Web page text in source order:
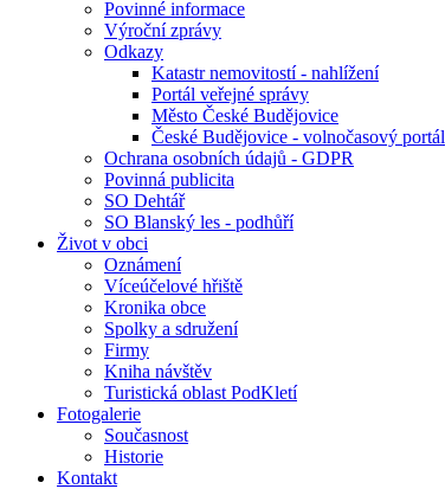
Povinné informace
Výroční zprávy
Odkazy
Katastr nemovitostí - nahlížení
Portál veřejné správy
Město České Budějovice
České Budějovice - volnočasový portál
Ochrana osobních údajů - GDPR
Povinná publicita
SO Dehtář
SO Blanský les - podhůří
Život v obci
Oznámení
Víceúčelové hřiště
Kronika obce
Spolky a sdružení
Firmy
Kniha návštěv
Turistická oblast PodKletí
Fotogalerie
Současnost
Historie
Kontakt